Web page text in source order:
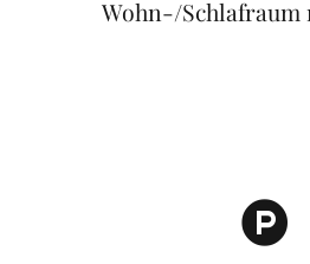
Wohn-/Schlafraum